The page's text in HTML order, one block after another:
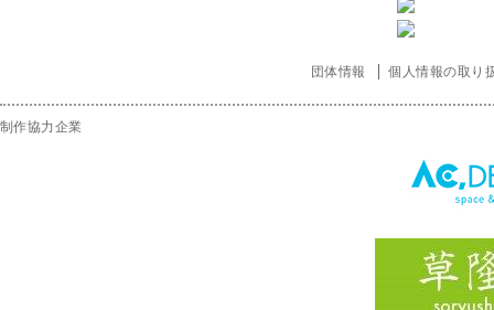
団体情報 個人情報の取り
制作協力企業